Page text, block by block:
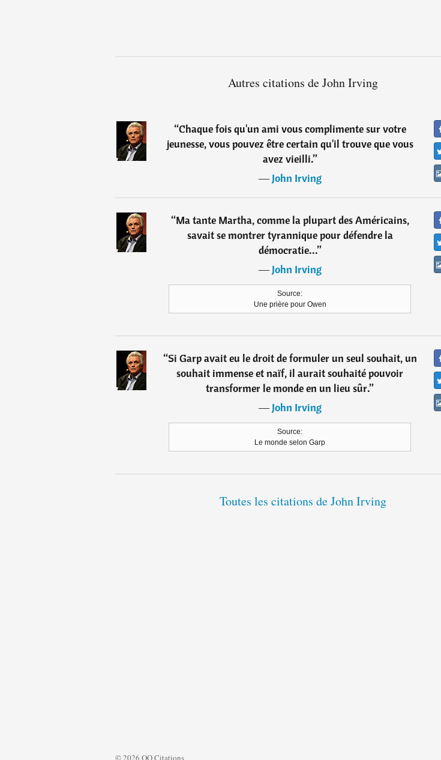
Autres citations de John Irving
“Chaque fois qu'un ami vous complimente sur votre
jeunesse, vous pouvez être certain qu'il trouve que vous
avez vieilli.”
―John Irving
“Ma tante Martha, comme la plupart des Américains,
savait se montrer tyrannique pour défendre la
démocratie...”
―John Irving
Source:
Une prière pour Owen
“Si Garp avait eu le droit de formuler un seul souhait, un
souhait immense et naïf, il aurait souhaité pouvoir
transformer le monde en un lieu sûr.”
―John Irving
Source:
Le monde selon Garp
Toutes les citations de John Irving
© 2026 QQ Citations